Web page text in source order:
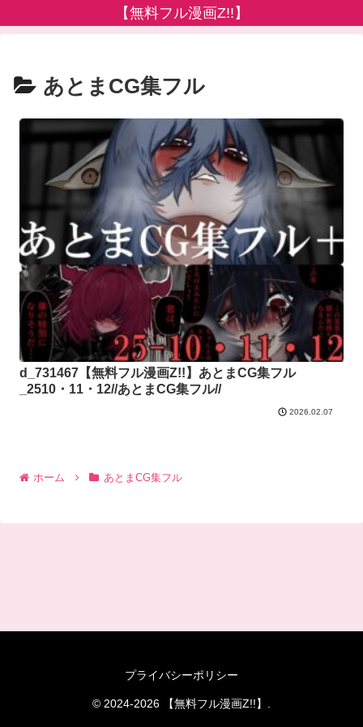
【無料フル漫画Z!!】
あとまCG集フル
d_731467【無料フル漫画Z!!】あとまCG集フル
_2510・11・12//あとまCG集フル//
2026.02.07
ホーム あとまCG集フル
プライバシーポリシー
© 2024-2026 【無料フル漫画Z!!】.